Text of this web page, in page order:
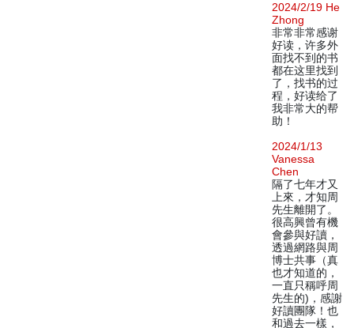
2024/2/19 He
Zhong
非常非常感谢
好读，许多外
面找不到的书
都在这里找到
了，找书的过
程，好读给了
我非常大的帮
助！
2024/1/13
Vanessa
Chen
隔了七年才又
上來，才知周
先生離開了。
很高興曾有機
會參與好讀，
透過網路與周
博士共事（真
也才知道的，
一直只稱呼周
先生的)，感謝
好讀團隊！也
和過去一樣，